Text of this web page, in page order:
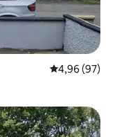
4,96 (97)